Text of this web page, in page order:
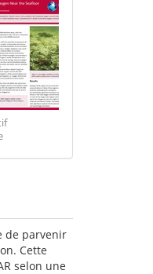
de parvenir
Cette
selon une